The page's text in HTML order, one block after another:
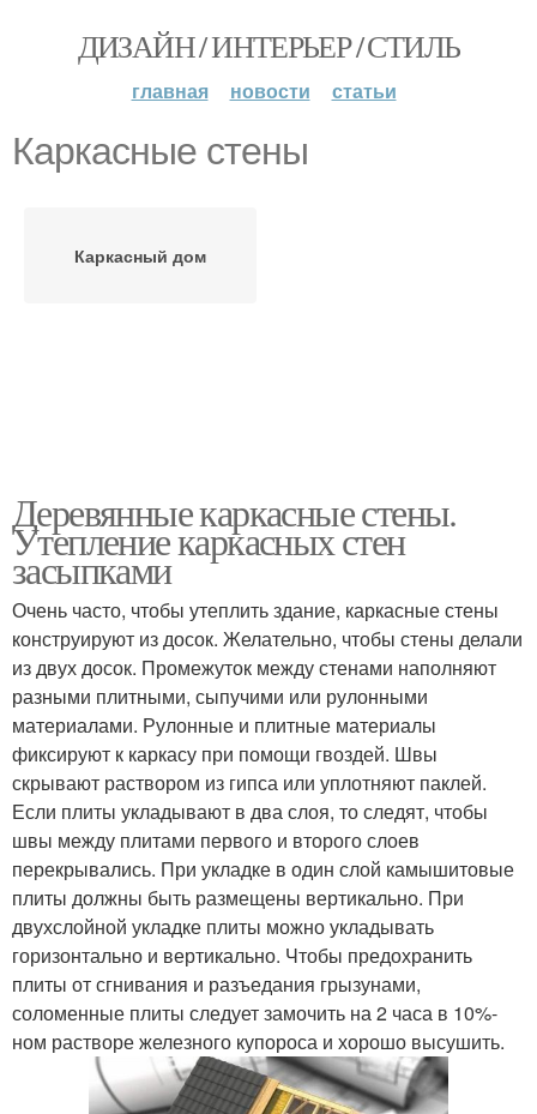
ДИЗАЙН / ИНТЕРЬЕР / СТИЛЬ
главная новости статьи
Каркасные стены
Каркасный дом
Деревянные каркасные стены.
Утепление каркасных стен
засыпками
Очень часто, чтобы утеплить здание, каркасные стены
конструируют из досок. Желательно, чтобы стены делали
из двух досок. Промежуток между стенами наполняют
разными плитными, сыпучими или рулонными
материалами. Рулонные и плитные материалы
фиксируют к каркасу при помощи гвоздей. Швы
скрывают раствором из гипса или уплотняют паклей.
Если плиты укладывают в два слоя, то следят, чтобы
швы между плитами первого и второго слоев
перекрывались. При укладке в один слой камышитовые
плиты должны быть размещены вертикально. При
двухслойной укладке плиты можно укладывать
горизонтально и вертикально. Чтобы предохранить
плиты от сгнивания и разъедания грызунами,
соломенные плиты следует замочить на 2 часа в 10%-
ном растворе железного купороса и хорошо высушить.